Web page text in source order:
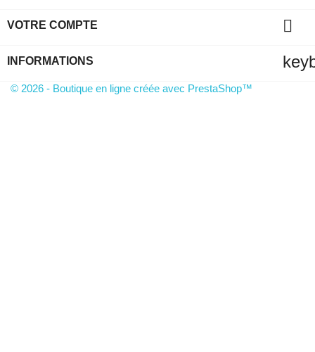
VOTRE COMPTE 
INFORMATIONS
© 2026 - Boutique en ligne créée avec PrestaShop™